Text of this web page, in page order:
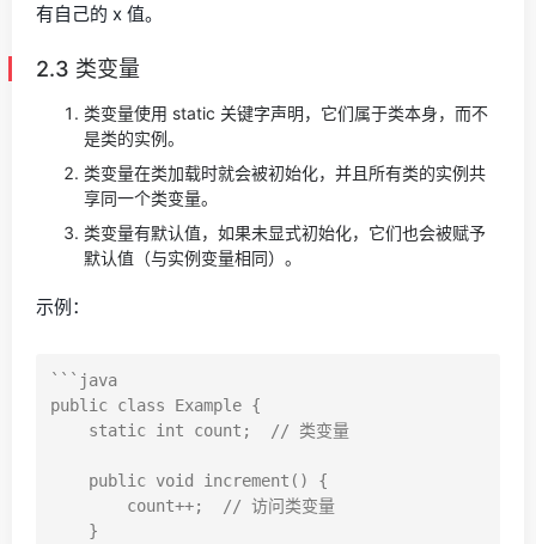
有自己的 x 值。
2.3 类变量
类变量使用 static 关键字声明，它们属于类本身，而不
是类的实例。
类变量在类加载时就会被初始化，并且所有类的实例共
享同一个类变量。
类变量有默认值，如果未显式初始化，它们也会被赋予
默认值（与实例变量相同）。
示例：
```java
public class Example {